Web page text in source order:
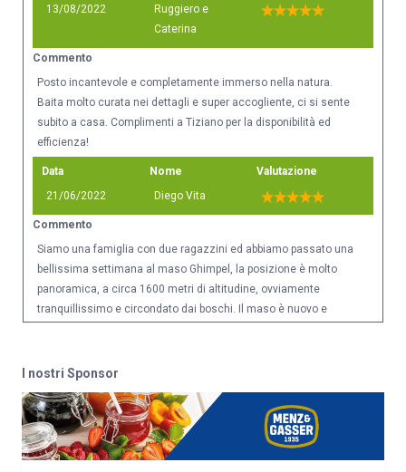
13/08/2022
Ruggiero e
Caterina
Commento
Posto incantevole e completamente immerso nella natura.
Baita molto curata nei dettagli e super accogliente, ci si sente
subito a casa. Complimenti a Tiziano per la disponibilità ed
efficienza!
Data
21/06/2022
Nome
Diego Vita
Valutazione
Commento
Siamo una famiglia con due ragazzini ed abbiamo passato una
bellissima settimana al maso Ghimpel, la posizione è molto
panoramica, a circa 1600 metri di altitudine, ovviamente
tranquillissimo e circondato dai boschi. Il maso è nuovo e
proprietario ci ha insegnato addirittura a fare lo sciroppo di
paradiso...
Data
13/01/2022
Nome
Enrico
Valutazione
I nostri Sponsor